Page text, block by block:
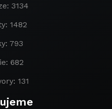
3134
1482
793
682
131